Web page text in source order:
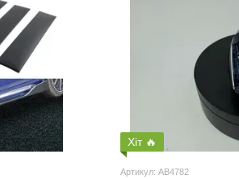
Хіт 🔥
Артикул: AB4782